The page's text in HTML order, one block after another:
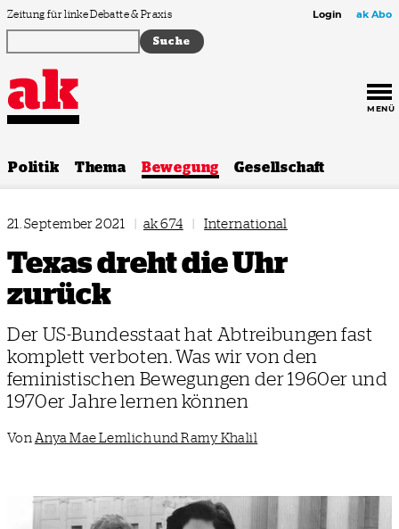
Zum Inhalt springen
Zeitung für linke Debatte & Praxis Login ak Abo
MENÜ
Politik Thema Bewegung Gesellschaft
21. September 2021 | ak 674 | International
Texas dreht die Uhr
zurück
Der US-Bundesstaat hat Abtreibungen fast
komplett verboten. Was wir von den
feministischen Bewegungen der 1960er und
1970er Jahre lernen können
Von Anya Mae Lemlich und Ramy Khalil